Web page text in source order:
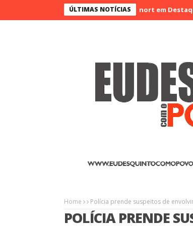
ÚLTIMAS NOTÍCIAS
Agrinort em Destaque na I
Home Polícia prende suspeitos de
POLÍCIA PRENDE